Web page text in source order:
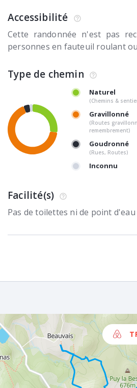
Accessibilité
Cette randonnée n'est pas
personnes en fauteuil roulant
Type de chemin
Naturel
(Chemins &
Gravillonné
(Routes
remembrement)
Goudronné
(Rues, Routes)
Inconnu
Facilité(s)
Pas de toilettes ni de point